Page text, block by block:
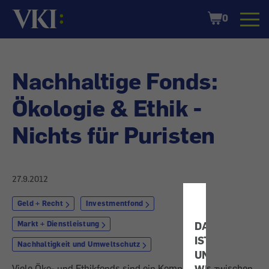
DATENSCHUTZ
IST
UNS
Startseite
Shopping
Cart
0
Nachhaltige Fonds:
Ökologie & Ethik -
Nichts für Puristen
27.9.2012
Geld + Recht Investmentfond
Markt + Dienstleistung
Nachhaltigkeit und Umweltschutz